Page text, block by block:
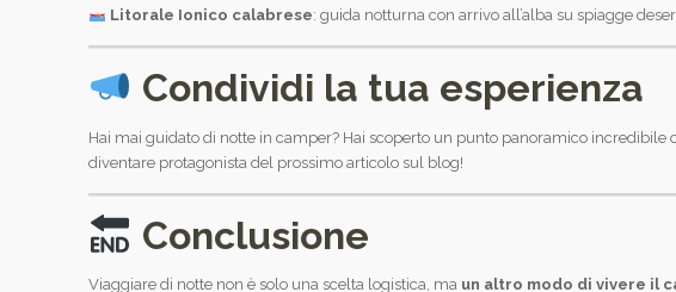
Litorale Ionico calabrese: guida notturna con arrivo all’alba su spiagge
Condividi la tua esperienza
Hai mai guidato di notte in camper? Hai scoperto un punto panoramico incredibile
diventare protagonista del prossimo articolo sul blog!
Conclusione
Viaggiare di notte non è solo una scelta logistica, ma un altro modo di vivere il